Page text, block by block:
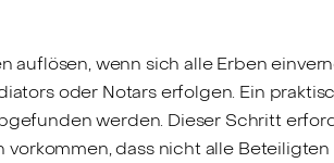
auflösen, wenn sich alle Erben
oder Notars erfolgen. Ein
werden. Dieser Schritt
dass nicht alle